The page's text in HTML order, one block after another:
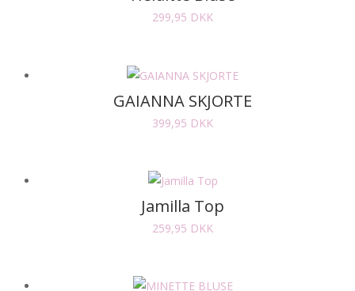
299,95 DKK
GAIANNA SKJORTE
399,95 DKK
Jamilla Top
259,95 DKK